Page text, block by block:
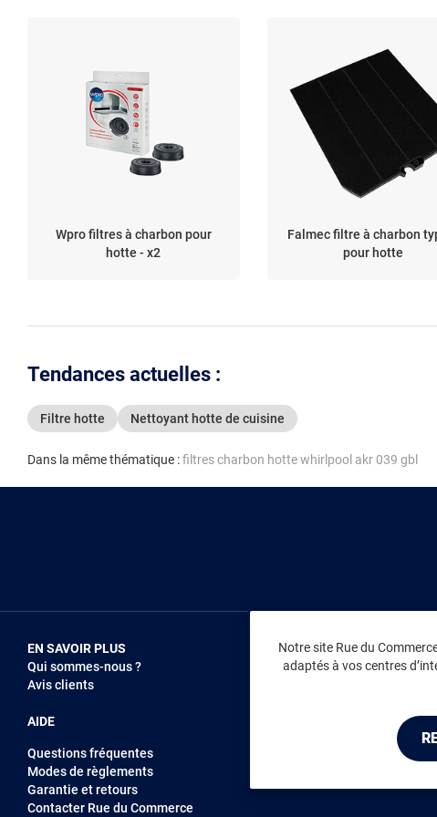
Wpro filtres à charbon pour
hotte - x2
Falmec filtre à charbon
pour hotte
Tendances actuelles :
Filtre hotte Nettoyant hotte de cuisine
Dans la même thématique :filtres charbon hotte whirlpool akr 039 gbl
Notre site Rue du
adaptés à vos centres
EN SAVOIR PLUS
Qui sommes-nous ?
Avis clients
AIDE
Questions fréquentes
Modes de règlements
Garantie et retours
Contacter Rue du Commerce
NOUS REJOINDRE
Vendez sur RDC